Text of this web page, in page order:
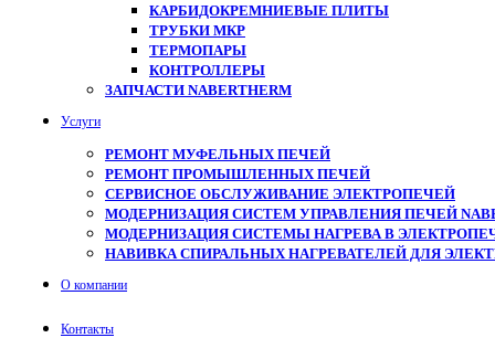
КАРБИДОКРЕМНИЕВЫЕ ПЛИТЫ
ТРУБКИ МКР
ТЕРМОПАРЫ
КОНТРОЛЛЕРЫ
ЗАПЧАСТИ NABERTHERM
Услуги
РЕМОНТ МУФЕЛЬНЫХ ПЕЧЕЙ
РЕМОНТ ПРОМЫШЛЕННЫХ ПЕЧЕЙ
СЕРВИСНОЕ ОБСЛУЖИВАНИЕ ЭЛЕКТРОПЕЧЕЙ
МОДЕРНИЗАЦИЯ СИСТЕМ УПРАВЛЕНИЯ ПЕЧЕЙ
МОДЕРНИЗАЦИЯ СИСТЕМЫ НАГРЕВА В
НАВИВКА СПИРАЛЬНЫХ НАГРЕВАТЕЛЕЙ ДЛЯ
О компании
Контакты